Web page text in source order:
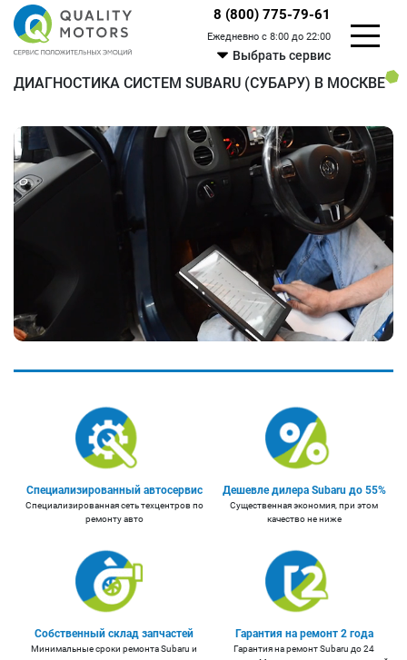
8 (800) 775-79-61
Ежедневно с 8:00 до 22:00
Выбрать сервис
ДИАГНОСТИКА СИСТЕМ SUBARU (СУБАРУ) В МОСКВЕ
Специализированный автосервис
Специализированная сеть техцентров по
ремонту авто
Дешевле дилера Subaru до 55%
Существенная экономия, при этом
качество не ниже
Собственный склад запчастей
Минимальные сроки ремонта Subaru и
Гарантия на ремонт 2 года
Гарантия на ремонт Subaru до 24